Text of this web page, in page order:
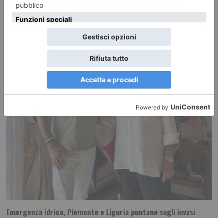
RECENTI:
Emergenza idrica, Piemonte e Liguria puntano sugli invasi